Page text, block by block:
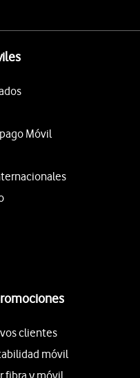
Móvil
clientes
móvil
fibra y móvil